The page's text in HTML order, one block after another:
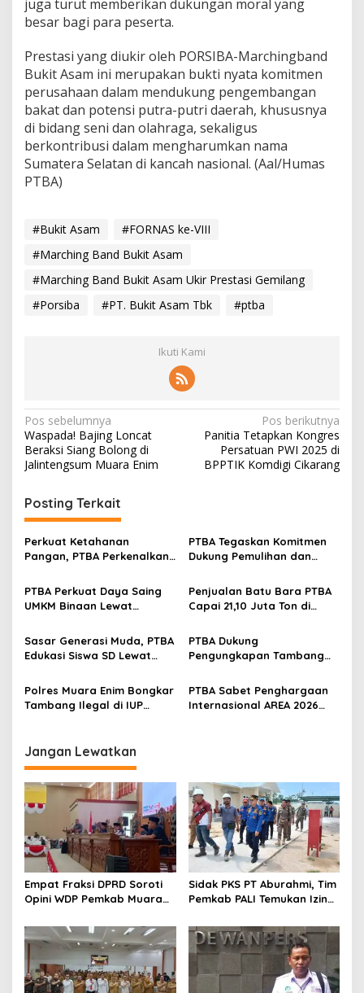
juga turut memberikan dukungan moral yang
besar bagi para peserta.
Prestasi yang diukir oleh PORSIBA-Marchingband
Bukit Asam ini merupakan bukti nyata komitmen
perusahaan dalam mendukung pengembangan
bakat dan potensi putra-putri daerah, khususnya
di bidang seni dan olahraga, sekaligus
berkontribusi dalam mengharumkan nama
Sumatera Selatan di kancah nasional. (Aal/Humas
PTBA)
#Bukit Asam
#FORNAS ke-VIII
#Marching Band Bukit Asam
#Marching Band Bukit Asam Ukir Prestasi Gemilang
#Porsiba
#PT. Bukit Asam Tbk #ptba
Ikuti Kami
N
a
v
i
g
a
s
i
p
s
Pos sebelumnya
Waspada! Bajing Loncat
Beraksi Siang Bolong di
Jalintengsum Muara Enim
Pos berikutnya
Panitia Tetapkan Kongres
Persatuan PWI 2025 di
BPPTIK Komdigi Cikarang
Posting Terkait
Perkuat Ketahanan
Pangan, PTBA Perkenalkan
Inagritech 2026
PTBA Tegaskan Komitmen
Dukung Pemulihan dan
Sungai
PTBA Perkuat Daya Saing
UMKM Binaan Lewat
Festival 2026
Penjualan Batu Bara PTBA
Capai 21,10 Juta Ton di
Sasar Generasi Muda, PTBA
Edukasi Siswa SD Lewat
PTBA Dukung
Pengungkapan Tambang
IUP Perseroan
Polres Muara Enim Bongkar
Tambang Ilegal di IUP
PTBA Sabet Penghargaan
Internasional AREA 2026
Jangan Lewatkan
Empat Fraksi DPRD Soroti
Opini WDP Pemkab Muara
Kelola Keuangan
Sidak PKS PT Aburahmi, Tim
Pemkab PALI Temukan Izin